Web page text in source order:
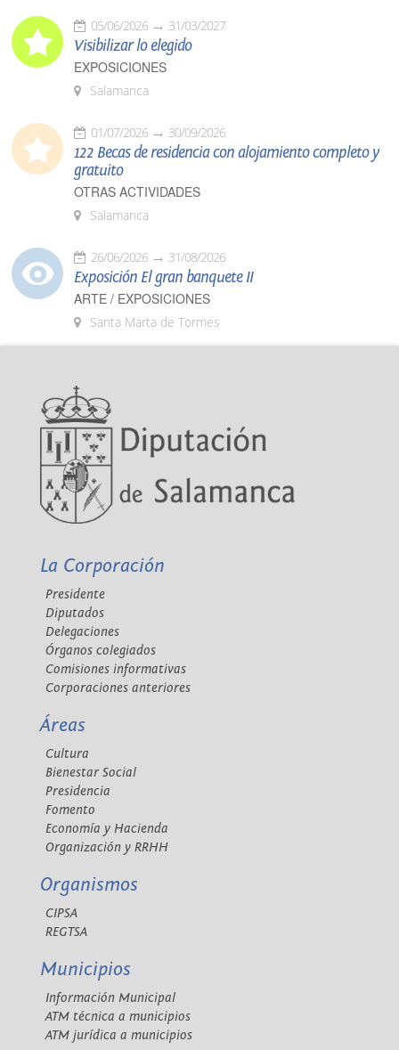
05/06/2026 31/03/2027
Visibilizar lo elegido
EXPOSICIONES
Salamanca
01/07/2026 30/09/2026
122 Becas de residencia con alojamiento completo y
gratuito
OTRAS ACTIVIDADES
Salamanca
26/06/2026 31/08/2026
Exposición El gran banquete II
ARTE / EXPOSICIONES
Santa Marta de Tormes
La Corporación
Presidente
Diputados
Delegaciones
Órganos colegiados
Comisiones informativas
Corporaciones anteriores
Áreas
Cultura
Bienestar Social
Presidencia
Fomento
Economía y Hacienda
Organización y RRHH
Organismos
CIPSA
REGTSA
Municipios
Información Municipal
ATM técnica a municipios
ATM jurídica a municipios